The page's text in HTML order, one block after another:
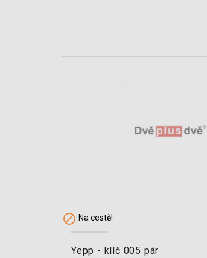
 Na cestě!
Yepp - klíč 005 pár